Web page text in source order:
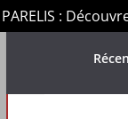
PARELIS :
contenu